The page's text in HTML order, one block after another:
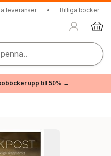
leveranser • Billiga böcker
upp till 50% →